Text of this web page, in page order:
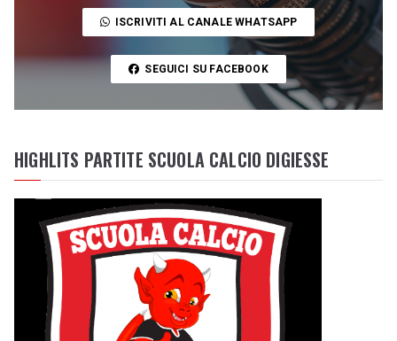
ISCRIVITI AL CANALE WHATSAPP
SEGUICI SU FACEBOOK
HIGHLITS PARTITE SCUOLA CALCIO DIGIESSE